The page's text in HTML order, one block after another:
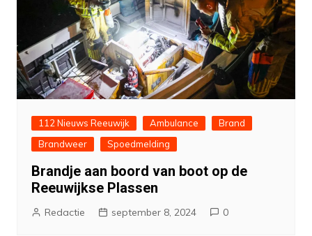
112 Nieuws Reeuwijk Ambulance
Brand
Brandweer
Spoedmelding
Brandje aan boord van boot op de
Reeuwijkse Plassen
Redactie september 8, 2024 0